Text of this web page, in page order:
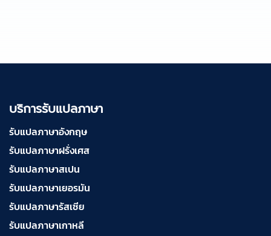
บริการรับแปลภาษา
รับแปลภาษาอังกฤษ
รับแปลภาษาฝรั่งเศส
รับแปลภาษาสเปน
รับแปลภาษาเยอรมัน
รับแปลภาษารัสเซีย
รับแปลภาษาเกาหลี